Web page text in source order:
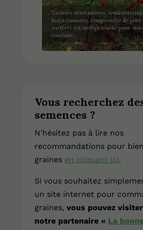
Vous recherchez
semences ?
N’hésitez pas à lire nos
recommandations pour
graines en cliquant ici.
Si vous souhaitez
un site internet pour
graines, vous pouvez
notre partenaire « La